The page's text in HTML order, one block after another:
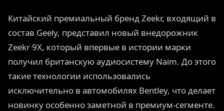
Китайский премиальный бренд Zeekr, входящий в
состав Geely, представил новый внедорожник
Zeekr 9X, который впервые в истории марки
получил британскую аудиосистему Naim. До этого
такие технологии использовались
исключительно в автомобилях Bentley, что делает
новинку особенно заметной в премиум-сегменте.